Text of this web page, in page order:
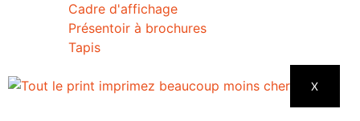
Cadre d'affichage
Présentoir à brochures
Tapis
X